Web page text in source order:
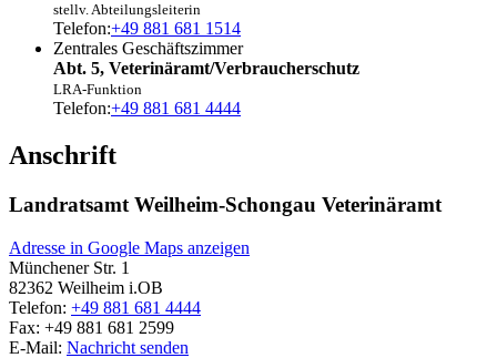
stellv. Abteilungsleiterin
Telefon:+49 881 681 1514
Zentrales Geschäftszimmer
Abt. 5, Veterinäramt/Verbraucherschutz
LRA-Funktion
Telefon:+49 881 681 4444
Anschrift
Landratsamt Weilheim-Schongau Veterinäramt
Adresse in Google Maps anzeigen
Münchener Str. 1
82362 Weilheim i.OB
Telefon: +49 881 681 4444
Fax: +49 881 681 2599
E-Mail: Nachricht senden